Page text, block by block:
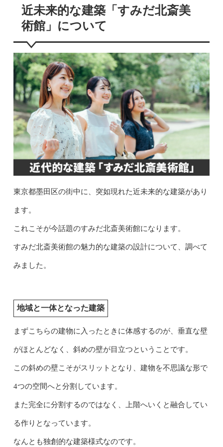
近未来的な建築「すみだ北斎美
術館」について
東京都墨田区の街中に、突如現れた近未来的な建築があり
ます。
これこそが今話題のすみだ北斎美術館になります。
すみだ北斎美術館の魅力的な建築の設計について、調べて
みました。
地域と一体となった建築
まずこちらの建物に入ったときに体感するのが、垂直な壁
がほとんどなく、斜めの壁が目立つということです。
この斜めの壁こそがスリットとなり、建物を不思議な形で
4つの空間へと分割しています。
また完全に分割するのではなく、上階へいくと融合してい
る作りとなっています。
なんとも独創的な建築様式なのです。